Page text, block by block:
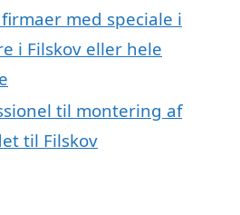
med speciale i
i Filskov eller hele
til montering af
til Filskov